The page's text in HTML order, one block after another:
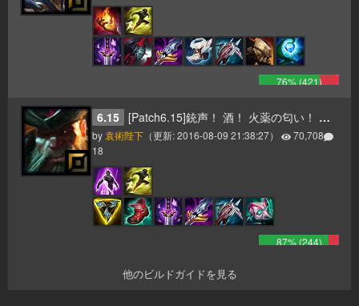
76% (421)
6.15 [Patch6.15]銃声！ 酒！ 火薬の匂い！ そして一斉砲撃のお知らせだ！ ヤーハハーハー！
by 袁術陛下 （更新:2016-08-09 21:38:27）
70,708
18
87% (244)
他のビルドガイドを見る